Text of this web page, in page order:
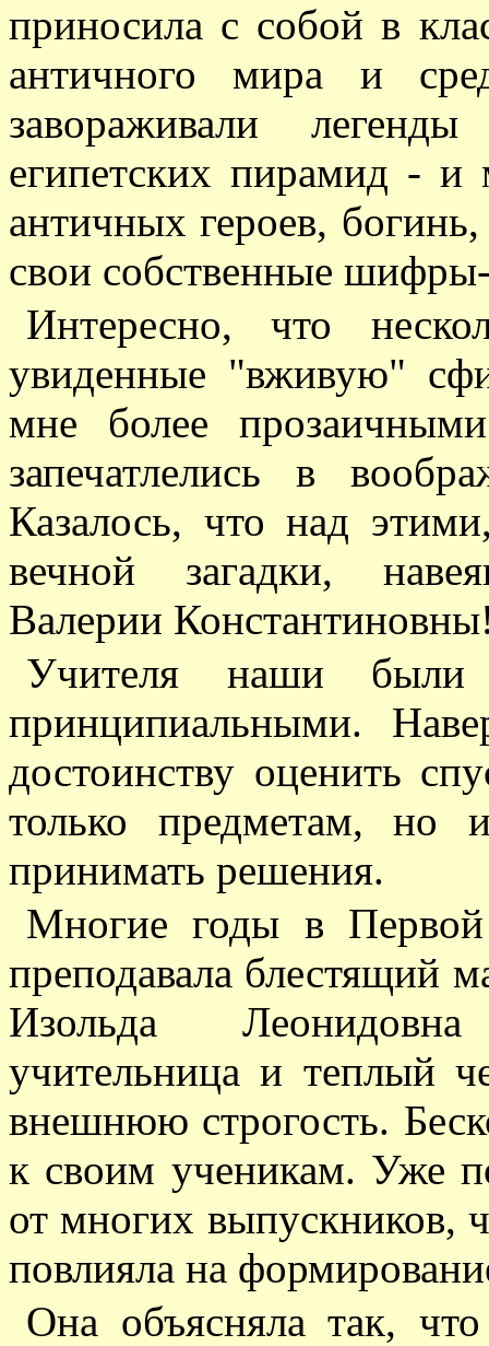
приносила с собой в
античного мира и
завораживали
египетских пирамид - и
античных героев,
свои собственные
Интересно, что
увиденные "вживую"
мне более
запечатлелись в
Казалось, что над
вечной загадки,
Валерии
Учителя наши
принципиальными.
достоинству оценить
только предметам, но
принимать решения.
Многие годы в
преподавала блестящий
Изольда
учительница и теплый
внешнюю строгость.
к своим ученикам. Уже
от многих выпускников,
повлияла на
Она объясняла так,